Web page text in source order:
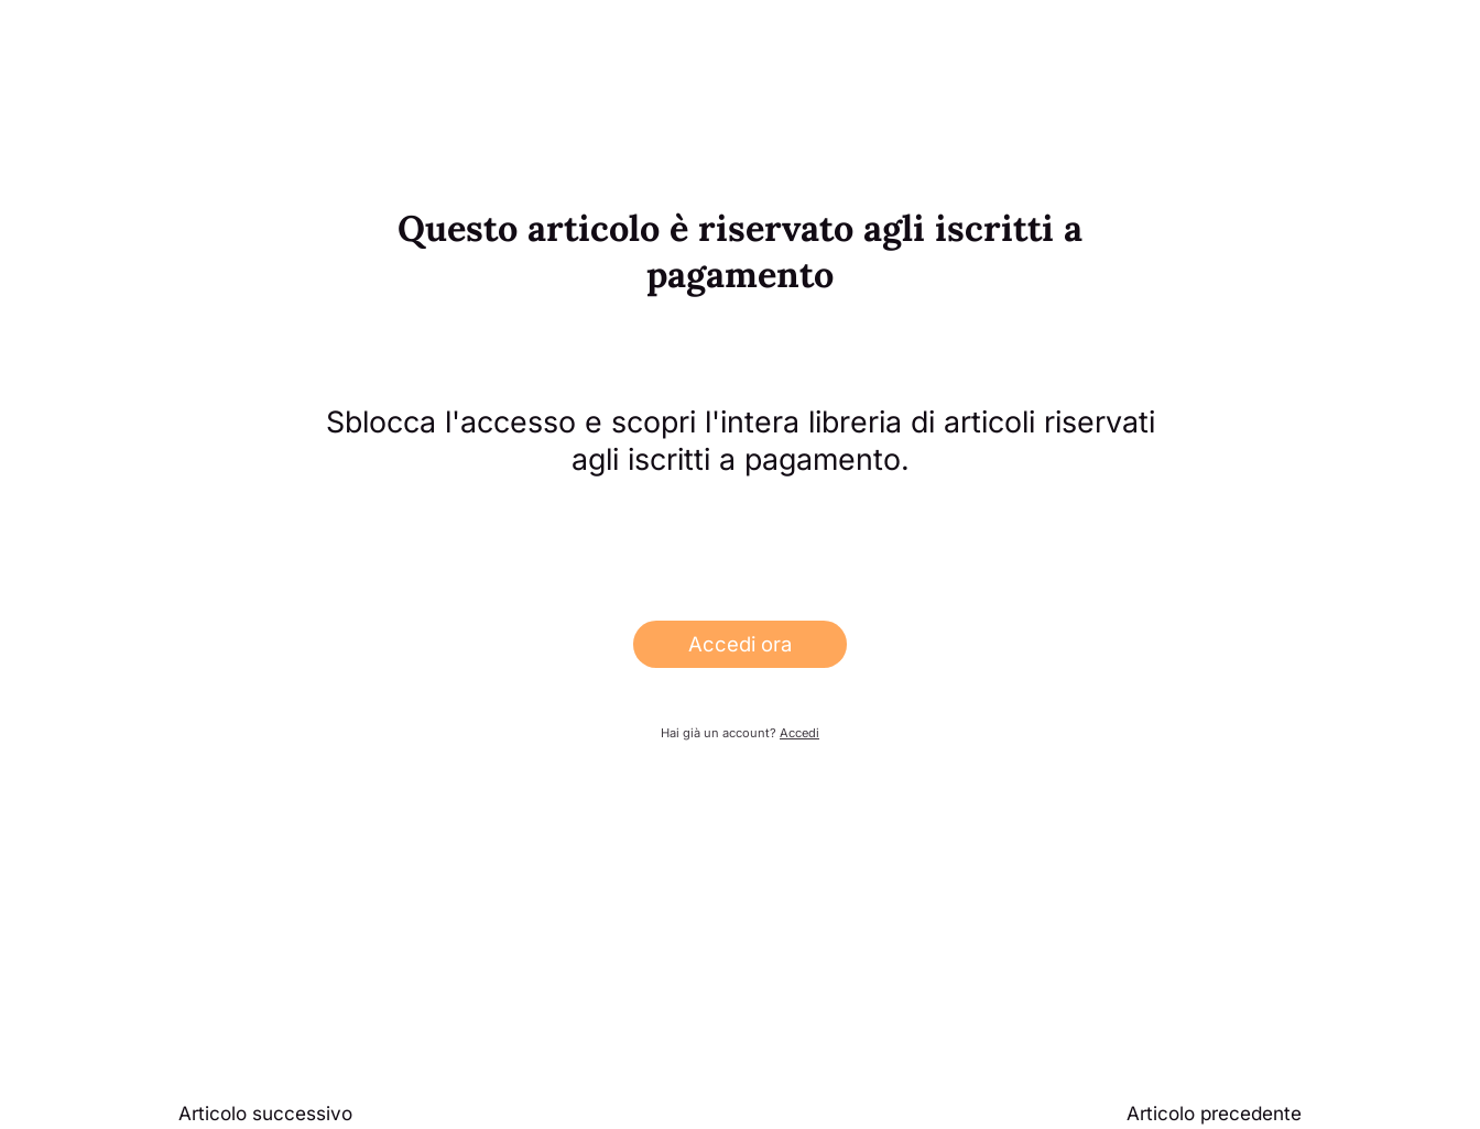
Questo articolo è riservato agli iscritti a
pagamento
Sblocca l'accesso e scopri l'intera libreria di articoli riservati
agli iscritti a pagamento.
Accedi ora
Hai già un account? Accedi
Articolo successivo Articolo precedente